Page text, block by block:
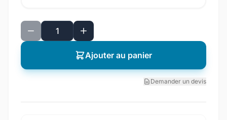
Ajouter au panier
Demander un devis